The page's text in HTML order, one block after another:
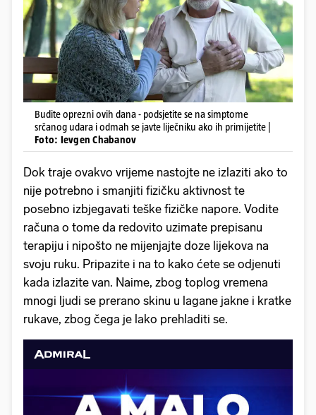
Budite oprezni ovih dana - podsjetite se na simptome
srčanog udara i odmah se javte liječniku ako ih primijetite |
Foto: Ievgen Chabanov
Dok traje ovakvo vrijeme nastojte ne izlaziti ako to
nije potrebno i smanjiti fizičku aktivnost te
posebno izbjegavati teške fizičke napore. Vodite
računa o tome da redovito uzimate prepisanu
terapiju i nipošto ne mijenjajte doze lijekova na
svoju ruku. Pripazite i na to kako ćete se odjenuti
kada izlazite van. Naime, zbog toplog vremena
mnogi ljudi se prerano skinu u lagane jakne i kratke
rukave, zbog čega je lako prehladiti se.